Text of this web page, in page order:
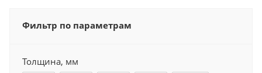
Фильтр по параметрам
Толщина, мм